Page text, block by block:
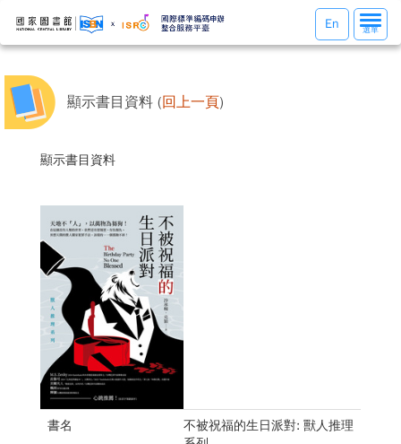
選
單
選單
En
顯示書目資料 (回上一頁)
顯示書目資料
書名
不被祝福的生日派對: 獸人推理